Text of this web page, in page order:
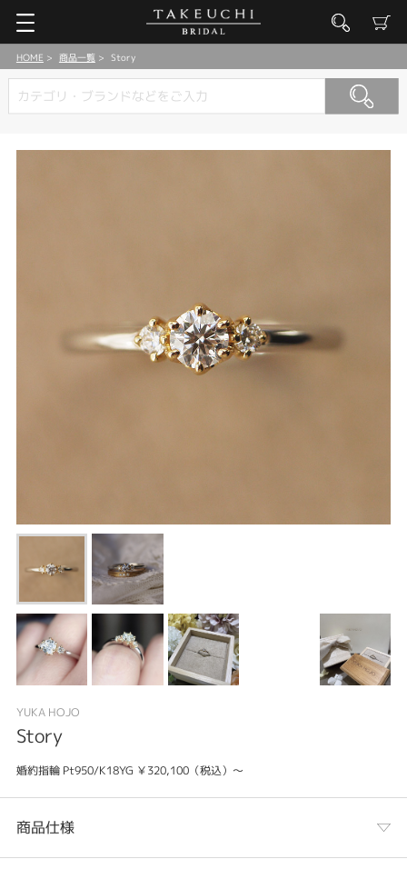
HOME 商品一覧 Story
YUKA HOJO
Story
婚約指輪 Pt950/K18YG ￥320,100（税込）～
商品仕様